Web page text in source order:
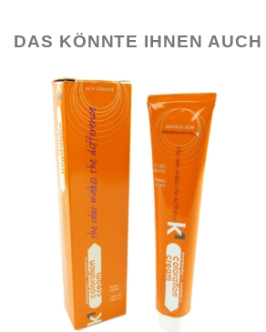
DAS KÖNNTE IHNEN